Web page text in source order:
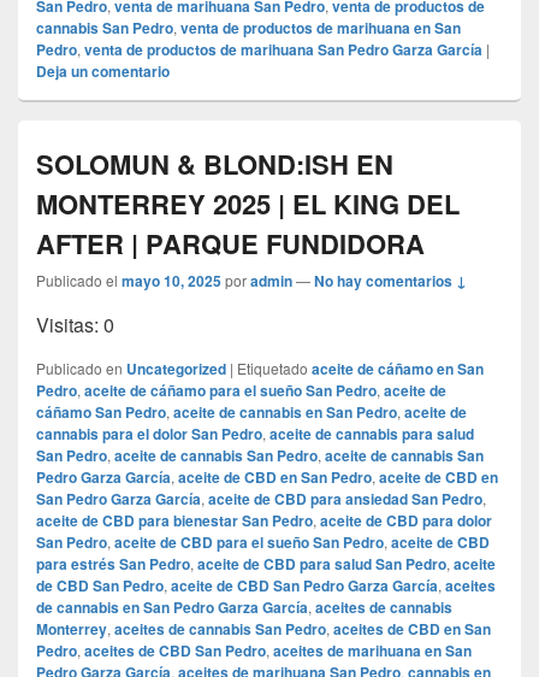
San Pedro, venta de marihuana San Pedro, venta de productos de
cannabis San Pedro, venta de productos de marihuana en San
Pedro, venta de productos de marihuana San Pedro Garza García |
Deja un comentario
SOLOMUN & BLOND:ISH EN
MONTERREY 2025 | EL KING DEL
AFTER | PARQUE FUNDIDORA
Publicado el mayo 10, 2025poradmin—No hay comentarios ↓
Visitas: 0
Publicado en Uncategorized | Etiquetado aceite de cáñamo en San
Pedro, aceite de cáñamo para el sueño San Pedro, aceite de
cáñamo San Pedro, aceite de cannabis en San Pedro, aceite de
cannabis para el dolor San Pedro, aceite de cannabis para salud
San Pedro, aceite de cannabis San Pedro, aceite de cannabis San
Pedro Garza García, aceite de CBD en San Pedro, aceite de CBD en
San Pedro Garza García, aceite de CBD para ansiedad San Pedro,
aceite de CBD para bienestar San Pedro, aceite de CBD para dolor
San Pedro, aceite de CBD para el sueño San Pedro, aceite de CBD
para estrés San Pedro, aceite de CBD para salud San Pedro, aceite
de CBD San Pedro, aceite de CBD San Pedro Garza García, aceites
de cannabis en San Pedro Garza García, aceites de cannabis
Monterrey, aceites de cannabis San Pedro, aceites de CBD en San
Pedro, aceites de CBD San Pedro, aceites de marihuana en San
Pedro Garza García, aceites de marihuana San Pedro, cannabis en